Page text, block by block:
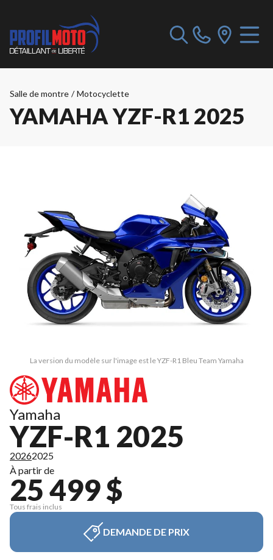
Salle de montre / Motocyclette
YAMAHA YZF-R1 2025
La version du modèle sur l'image est le YZF-R1 Bleu Team Yamaha
Yamaha
YZF-R1 2025
20262025
À partir de
25 499 $
Tous frais inclus
DEMANDE DE PRIX